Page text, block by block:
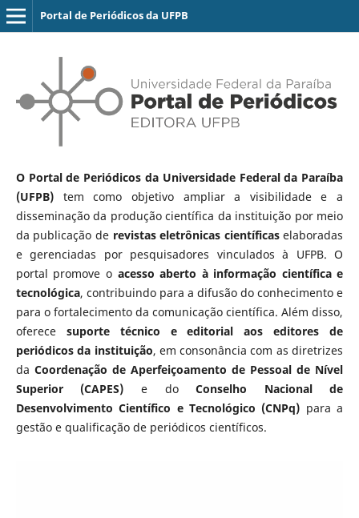
Portal de Periódicos da UFPB
O Portal de Periódicos da Universidade Federal da Paraíba
(UFPB)tem como objetivo ampliar a visibilidade e a
disseminação da produção científica da instituição por meio
da publicação de revistas eletrônicas científicaselaboradas
e gerenciadas por pesquisadores vinculados à UFPB. O
portal promove o acesso aberto à informação científica e
tecnológica, contribuindo para a difusão do conhecimento e
para o fortalecimento da comunicação científica. Além disso,
oferece suporte técnico e editorial aos editores de
periódicos da instituição, em consonância com as diretrizes
da Coordenação de Aperfeiçoamento de Pessoal de Nível
Superior (CAPES) e doConselho Nacional de
Desenvolvimento Científico e Tecnológico (CNPq) para a
gestão e qualificação de periódicos científicos.